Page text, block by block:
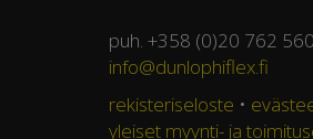
puh. +358 (0)20 762
info@dunlophiflex.fi
rekisteriseloste •
yleiset myynti- ja